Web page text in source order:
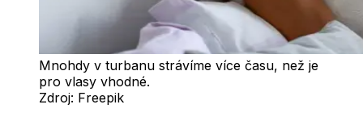
Mnohdy v turbanu strávíme více času, než je
pro vlasy vhodné.
Zdroj: Freepik